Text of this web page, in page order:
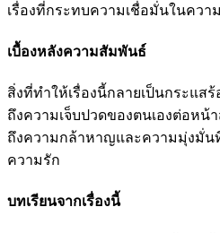
เรื่องที่กระทบความเชื่อมั่นในคว
เบื้องหลังความสัมพันธ์
สิ่งที่ทำให้เรื่องนี้กลายเป็นกระแส
ถึงความเจ็บปวดของตนเองต่อห
ถึงความกล้าหาญและความมุ่งมั่น
ความรัก
บทเรียนจากเรื่องนี้